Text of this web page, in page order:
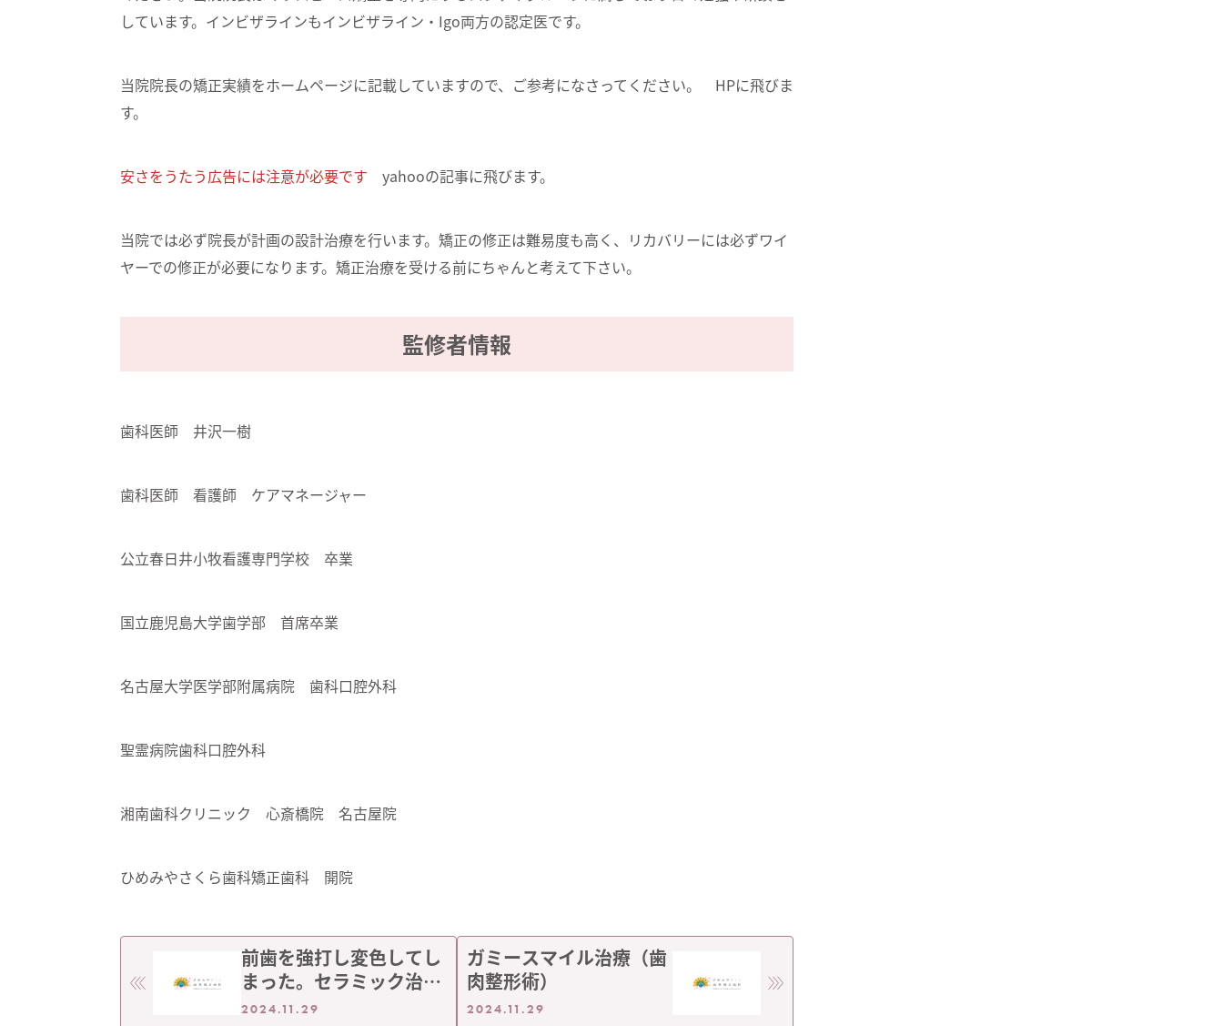
しています。インビザラインもインビザライン・Igo両方の認定医です。
当院院長の矯正実績をホームページに記載していますので、ご参考になさってください。
HPに飛びま
す。
安さをうたう広告には注意が必要です yahooの記事に飛びます。
当院では必ず院長が計画の設計治療を行います。矯正の修正は難易度も高く、リカバリーには必ずワイ
ヤーでの修正が必要になります。矯正治療を受ける前にちゃんと考えて下さい。
監修者情報
歯科医師 井沢一樹
歯科医師 看護師 ケアマネージャー
公立春日井小牧看護専門学校 卒業
国立鹿児島大学歯学部 首席卒業
名古屋大学医学部附属病院 歯科口腔外科
聖霊病院歯科口腔外科
湘南歯科クリニック 心斎橋院 名古屋院
ひめみやさくら歯科矯正歯科 開院
前歯を強打し変色してし
まった。セラミック治療
で改善します。
2024.11.29
ガミースマイル治療（歯
肉整形術）
2024.11.29